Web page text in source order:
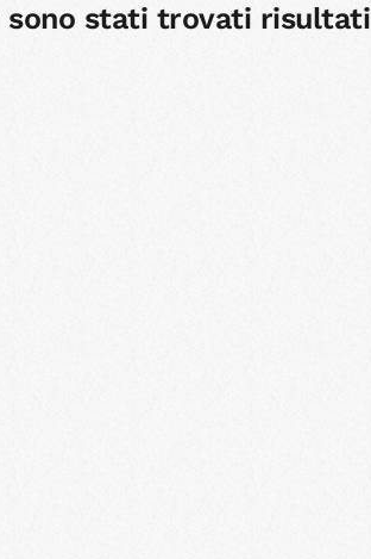
sono stati trovati risultati